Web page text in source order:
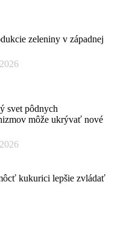
zeleniny v západnej
svet pôdnych
môže ukrývať nové
kukurici lepšie zvládať